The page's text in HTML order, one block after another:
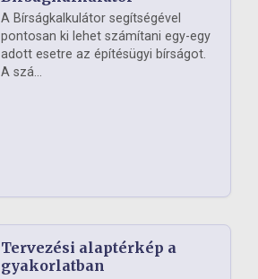
A Bírságkalkulátor segítségével
pontosan ki lehet számítani egy-egy
adott esetre az építésügyi bírságot.
A szá...
Tervezési alaptérkép a
gyakorlatban